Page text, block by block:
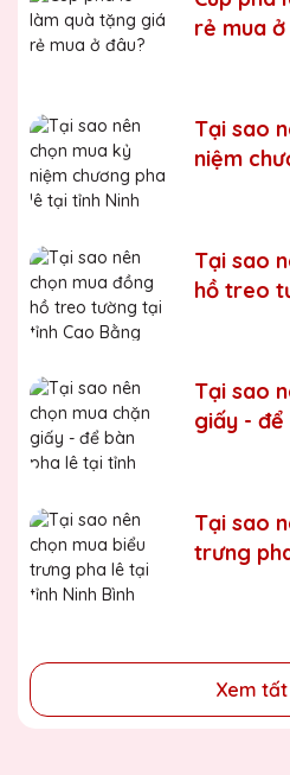
Bước 5:Gửi hàng cho khách
Bước 6: Gọi điện xác nhận với
và nghiêm ngặt ở từng khâu
Kỷ niệm chương pha lê uy tín,
trường Miền Bắc
đơn mọi số lượng, nhận làm
sản xuất theo ý tưởng của
Quà tặng Biểu Trưng Pha Lê
khách hàng thành phẩm bao
với 2 màu lựa chọn xanh hoặc
Sản phẩm được làm từ chất
sang trọng, gửi đến người nhận
- Vinh danh cá nhân, tập thể
- Tặng phẩm chứng nhận cho
cá nhân, tập thể
- Tri ân, thay lời cảm ơn gửi
đã cống hiến, đóng góp cho
rẻ mua ở
Tại sao
niệm
Tại sao
hồ treo
Tại sao
giấy - để
Tại sao
trưng
Xem